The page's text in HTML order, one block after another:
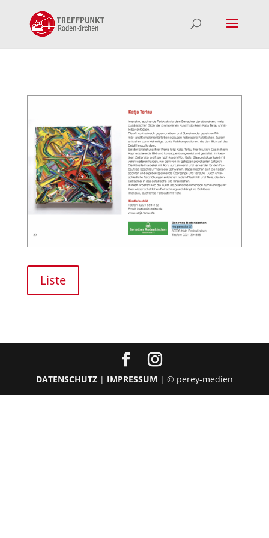
Liste
DATENSCHUTZ| IMPRESSUM | © perey-medien